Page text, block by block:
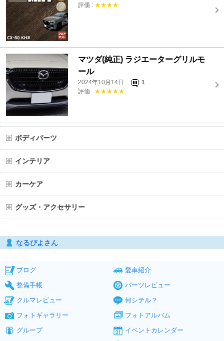
評価 : ★★★★
マツダ(純正) ラジエーターグリルモ
ール
2024年10月14日
1
評価 : ★★★★★
ボディパーツ
インテリア
カーケア
グッズ・アクセサリー
なるぴよさん
ブログ
愛車紹介
整備手帳
パーツレビュー
クルマレビュー
何シテル？
フォトギャラリー
フォトアルバム
グループ
イベントカレンダー